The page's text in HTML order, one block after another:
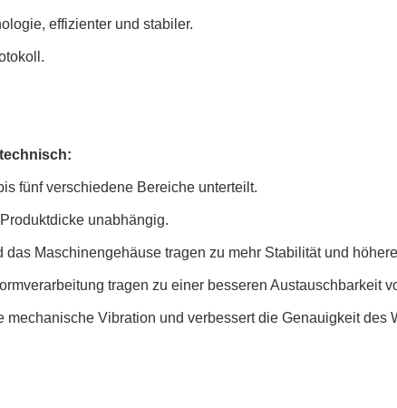
effizienter und stabiler.
fünf verschiedene Bereiche unterteilt.
unabhängig.
Maschinengehäuse tragen zu mehr Stabilität und
tragen zu einer besseren Austauschbarkeit
mechanische Vibration und verbessert die Genauigkeit des